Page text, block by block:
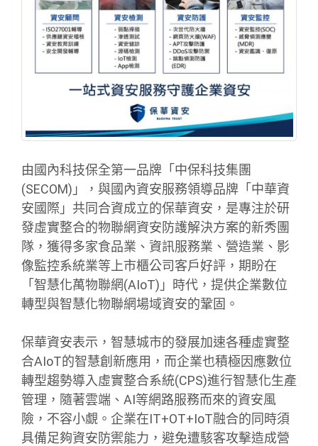
由國內科技保全第一品牌「中保科技集團
(SECOM)」，與國內資安服務領導品牌「中華資
安國際」共同合資成立的保華資安，是專注於研
發虛實整合的物聯網資安防護解決方案的新秀團
隊，獲得多家食品業、資訊服務業、營造業、影
像監控系統業等上市櫃公司客戶好評，期盼在
「智慧化萬物聯網(AIoT)」時代，提供企業數位
轉型與智慧化物聯網場域資安的鞏固。
保華資安表示，智慧城市的發展加速各種虛實整
合AIoT的智慧創新應用，而企業也積極因應數位
轉型趨勢導入虛實整合系統(CPS)進行智慧化生產
管理，隨著雲端、AI等網路服務而來的資安風
險，不容小覷。企業在IT+OT+IoT融合的同時須
具備足夠資安防禦能力，避免遭駭客攻擊造成營